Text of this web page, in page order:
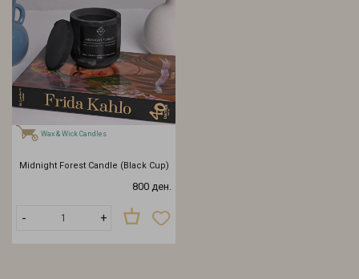
Wax & Wick Candles
Midnight Forest Candle (Black Cup)
800 ден.
- +